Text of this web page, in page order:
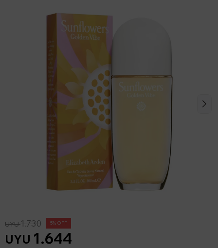
UYU 1.644
UYU1.730 5